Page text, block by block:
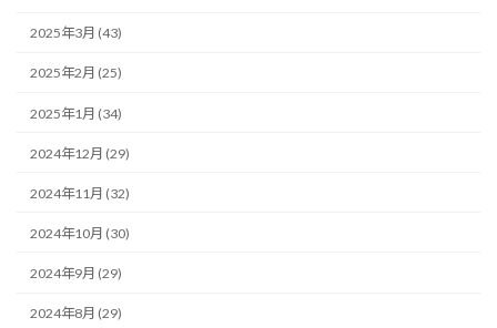
2025年3月 (43)
2025年2月 (25)
2025年1月 (34)
2024年12月 (29)
2024年11月 (32)
2024年10月 (30)
2024年9月 (29)
2024年8月 (29)